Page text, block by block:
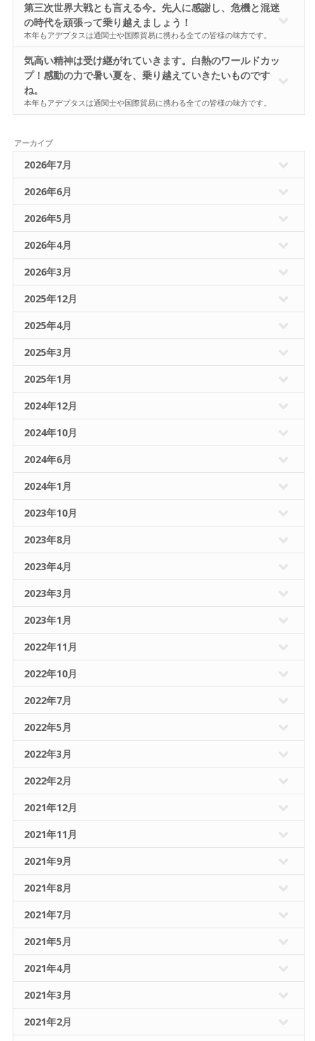
第三次世界大戦とも言える今。先人に感謝し、危機と混迷
の時代を頑張って乗り越えましょう！
本年もアデプタスは通関士や国際貿易に携わる全ての皆様の味方です。
気高い精神は受け継がれていきます。白熱のワールドカッ
プ！感動の力で暑い夏を、乗り越えていきたいものです
ね。
本年もアデプタスは通関士や国際貿易に携わる全ての皆様の味方です。
アーカイブ
2026年7月
2026年6月
2026年5月
2026年4月
2026年3月
2025年12月
2025年4月
2025年3月
2025年1月
2024年12月
2024年10月
2024年6月
2024年1月
2023年10月
2023年8月
2023年4月
2023年3月
2023年1月
2022年11月
2022年10月
2022年7月
2022年5月
2022年3月
2022年2月
2021年12月
2021年11月
2021年9月
2021年8月
2021年7月
2021年5月
2021年4月
2021年3月
2021年2月